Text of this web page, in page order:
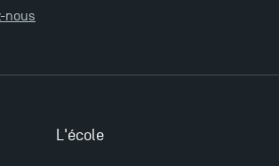
nous
L'école